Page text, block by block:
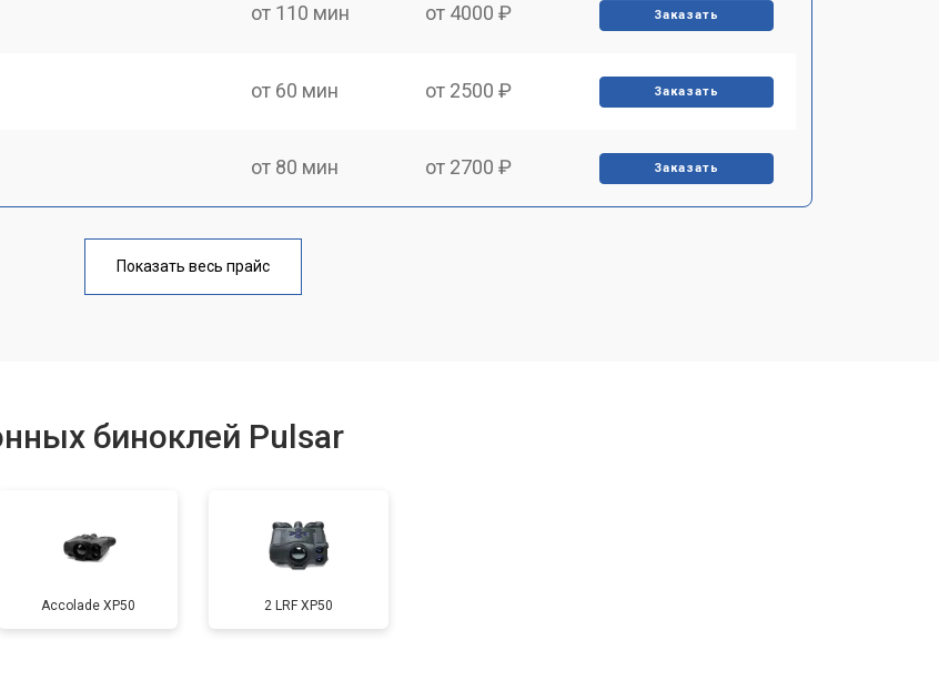
от 110 мин от 4000 ₽ Заказать
от 60 мин от 2500 ₽ Заказать
от 80 мин от 2700 ₽ Заказать
от 70 мин
Показать весь прайс
биноклей Pulsar
Accolade XP50 2 LRF XP50